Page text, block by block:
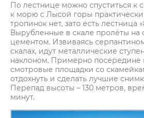
По лестнице можно спуститься к
к морю с Лысой горы
тропинок нет, зато есть лестница
Вырубленные в скале пролёты на
цементом. Извиваясь
скалах, идут металлические
наклоном. Примерно посередине
смотровые площадки со
отдохнуть и сделать лучшие
Перепад высоты – 130 метров,
минут.